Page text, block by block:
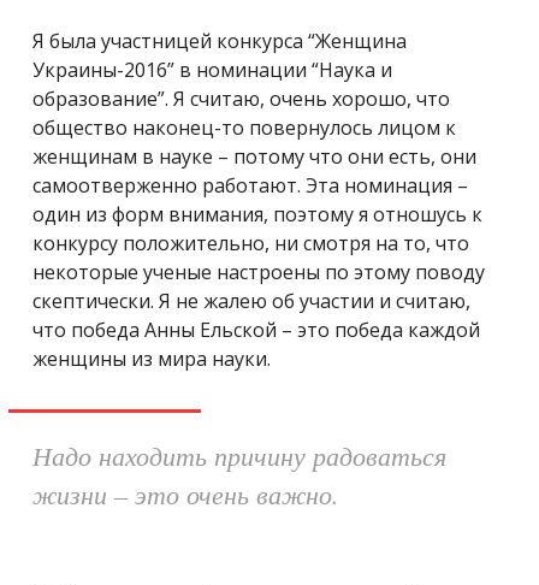
Я была участницей конкурса “Женщина
Украины-2016” в номинации “Наука и
образование”. Я считаю, очень хорошо, что
общество наконец-то повернулось лицом к
женщинам в науке – потому что они есть, они
самоотверженно работают. Эта номинация –
один из форм внимания, поэтому я отношусь к
конкурсу положительно, ни смотря на то, что
некоторые ученые настроены по этому поводу
скептически. Я не жалею об участии и считаю,
что победа Анны Ельской – это победа каждой
женщины из мира науки.
Надо находить причину радоваться
жизни – это очень важно.